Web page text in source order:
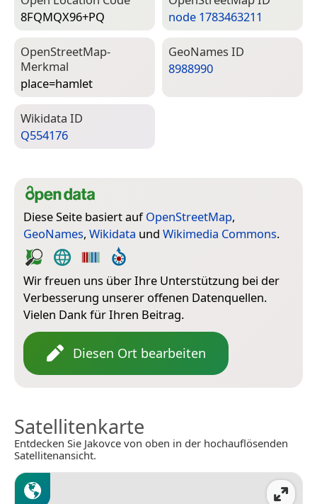
8FQMQX96+PQ
node 1783463211
Open­Street­Map-
Merkmal
place=­hamlet
Geo­Names ID
8988990
Wiki­data ID
Q554176
Diese Seite basiert aufOpenStreetMap,
GeoNames, Wikidata und Wikimedia Commons.
Wir freuen uns über Ihre Unterstützung bei der
Verbesserung unserer offenen Datenquellen.
Vielen Dank für Ihren Beitrag.
Diesen Ort bearbeiten
Satellitenkarte
Entdecken Sie Jakovce von oben in der hochauflösenden
Satellitenansicht.